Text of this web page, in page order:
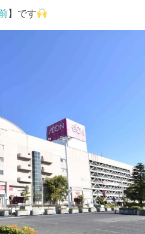
】です